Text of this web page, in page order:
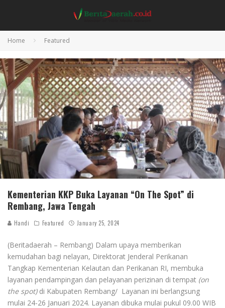
Home Featured
Kementerian KKP Buka Layanan “On The Spot” di
Rembang, Jawa Tengah
Handi Featured January 25, 2024
(Beritadaerah – Rembang) Dalam upaya memberikan
kemudahan bagi nelayan, Direktorat Jenderal Perikanan
Tangkap Kementerian Kelautan dan Perikanan RI, membuka
layanan pendampingan dan pelayanan perizinan di tempat (on
the spot)di Kabupaten Rembang/ Layanan ini berlangsung
mulai 24-26 Januari 2024. Layanan dibuka mulai pukul 09.00 WIB